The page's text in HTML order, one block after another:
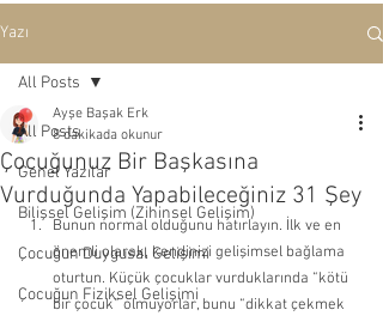
Yazı
All Posts
Genel Yazılar
Bilişsel Gelişim (Zihinsel Gelişim)
Çocuğun Duygusal Gelişimi
Çocuğun Fiziksel Gelişimi
All Posts
Çocuğunuz Bir Başkasına
Vurduğunda Yapabileceğiniz 31 Şey
Ayşe Başak Erk
8 dakikada okunur
Bunun normal olduğunu hatırlayın. İlk ve en
önemli olarak, kendinizi gelişimsel bağlama
oturtun. Küçük çocuklar vurduklarında “kötü
bir çocuk” olmuyorlar, bunu “dikkat çekmek